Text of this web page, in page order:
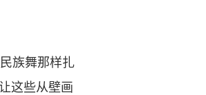
族舞那样扎
这些从壁画